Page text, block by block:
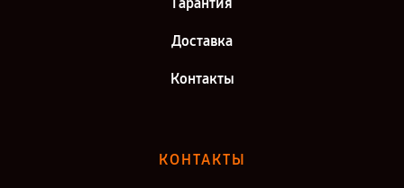
Доставка
Контакты
КОНТАКТЫ